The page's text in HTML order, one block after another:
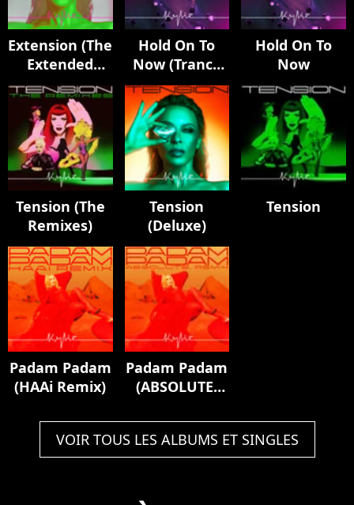
Extension (The
Extended
Mixes)
Hold On To
Now (Trance
Wax Remix)
Hold On To
Now
Tension (The
Remixes)
Tension
(Deluxe)
Tension
Padam Padam
(HAAi Remix)
Padam Padam
(ABSOLUTE.
Weekend
Remix)
VOIR TOUS LES ALBUMS ET SINGLES